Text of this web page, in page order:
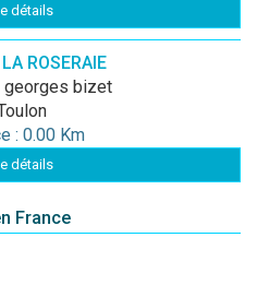
détails
ROSERAIE
georges bizet
: 0.00 Km
détails
France